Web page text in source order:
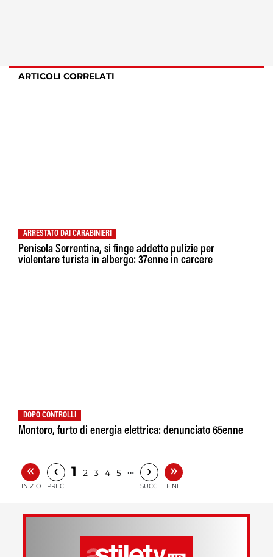
ARTICOLI CORRELATI
ARRESTATO DAI CARABINIERI
Penisola Sorrentina, si finge addetto pulizie per
violentare turista in albergo: 37enne in carcere
DOPO CONTROLLI
Montoro, furto di energia elettrica: denunciato 65enne
«
INIZIO
‹
PREC.
1 2 3 4 5 … ›
SUCC.
»
FINE